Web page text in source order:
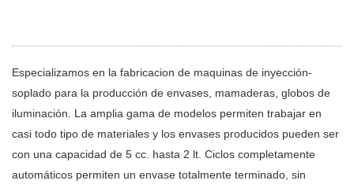
Especializamos en la fabricacion de maquinas de inyección-
soplado para la producción de envases, mamaderas, globos de
iluminación. La amplia gama de modelos permiten trabajar en
casi todo tipo de materiales y los envases producidos pueden ser
con una capacidad de 5 cc. hasta 2 lt. Ciclos completamente
automáticos permiten un envase totalmente terminado, sin